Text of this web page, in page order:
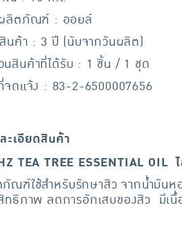
ลิตภัณฑ์ : ออยล์
นค้า : 3 ปี (นับจากวันผลิต)
นสินค้าที่ได้รับ : 1 ชิ้น / 1 ชุด
จดแจ้ง : 83-2-6500007656
ะเอียดสินค้า
TEA TREE ESSENTIAL OIL
ณฑ์ใช้สำหรับรักษาสิว จากน้ำมัน
ทธิภาพ ลดการอักเสบของสิว มีเนื้